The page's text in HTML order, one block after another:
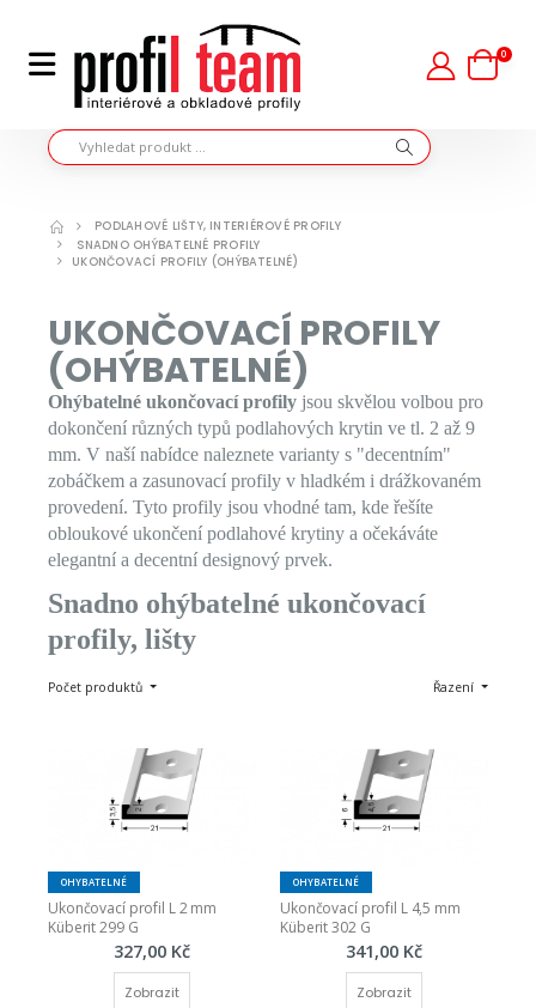
0
PODLAHOVÉ LIŠTY, INTERIÉROVÉ PROFILY
SNADNO OHÝBATELNÉ PROFILY
UKONČOVACÍ PROFILY (OHÝBATELNÉ)
UKONČOVACÍ PROFILY
(OHÝBATELNÉ)
Ohýbatelné ukončovací profily jsou skvělou volbou pro
dokončení různých typů podlahových krytin ve tl. 2 až 9
mm. V naší nabídce naleznete varianty s "decentním"
zobáčkem a zasunovací profily v hladkém i drážkovaném
provedení. Tyto profily jsou vhodné tam, kde řešíte
obloukové ukončení podlahové krytiny a očekáváte
elegantní a decentní designový prvek.
Snadno ohýbatelné ukončovací
profily, lišty
Počet produktů Řazení
OHYBATELNÉ
Ukončovací profil L 2 mm
Küberit 299 G
327,00 Kč
Zobrazit
OHYBATELNÉ
Ukončovací profil L 4,5 mm
Küberit 302 G
341,00 Kč
Zobrazit